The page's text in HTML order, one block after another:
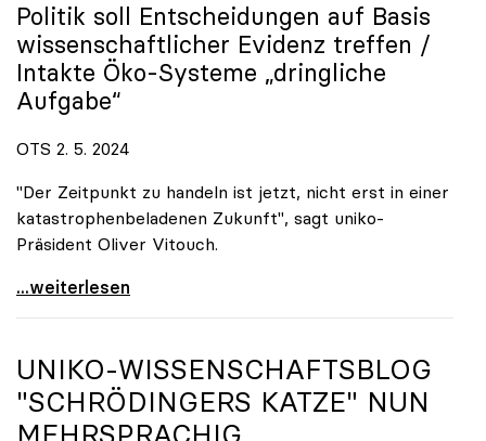
Politik soll Entscheidungen auf Basis
wissenschaftlicher Evidenz treffen /
Intakte Öko-Systeme „dringliche
Aufgabe“
OTS 2. 5. 2024
"Der Zeitpunkt zu handeln ist jetzt, nicht erst in einer
katastrophenbeladenen Zukunft", sagt uniko-
Präsident Oliver Vitouch.
EU-Renaturierungsgesetz: uniko unterstützt Appell
...weiterlesen
UNIKO-WISSENSCHAFTSBLOG
"SCHRÖDINGERS KATZE" NUN